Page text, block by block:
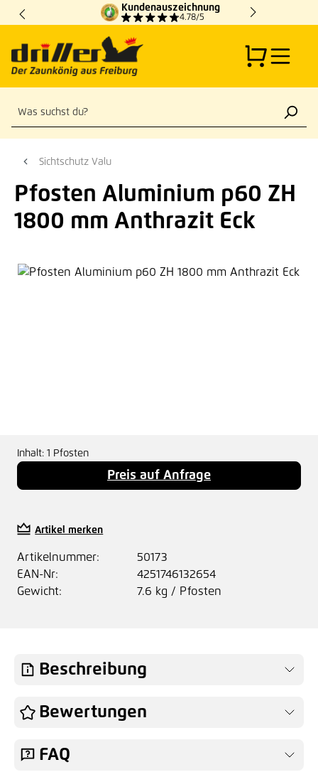
Zum Hauptinhalt springen
Kundenauszeichnung
4.78/5
Sichtschutz Valu
Pfosten Aluminium p60 ZH
1800 mm Anthrazit Eck
Bildergalerie überspringen
Inhalt: 1 Pfosten
Preis auf Anfrage
Artikel merken
Artikelnummer:
50173
EAN-Nr:
4251746132654
Gewicht:
7.6 kg / Pfosten
Beschreibung
Bewertungen
FAQ